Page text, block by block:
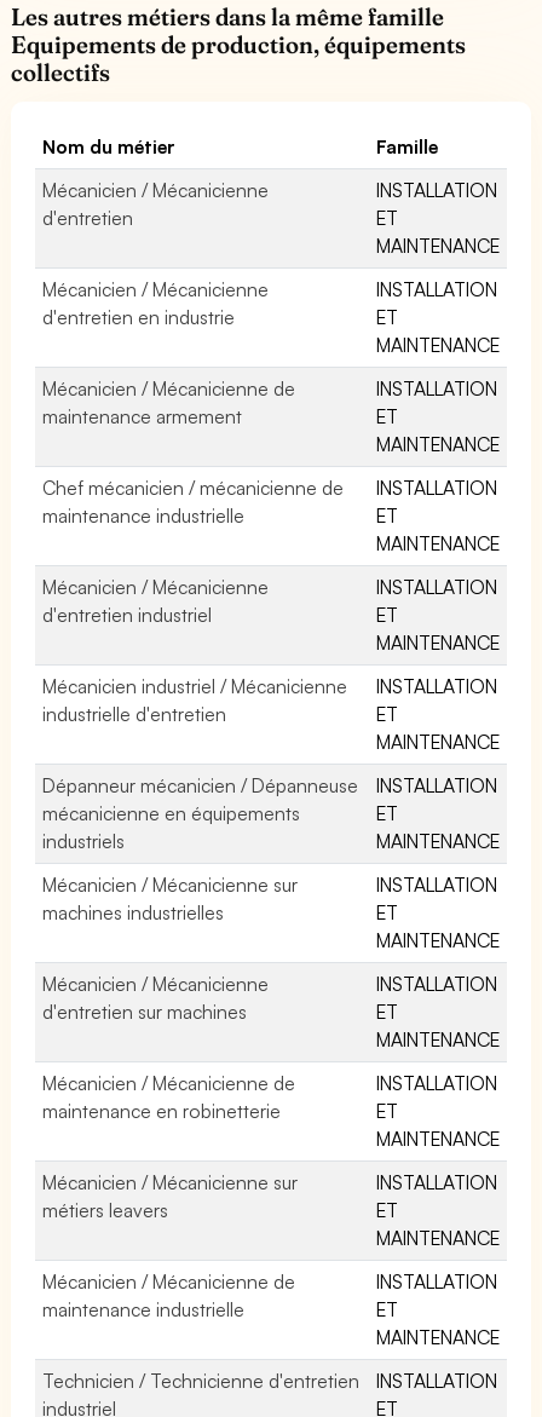
Les autres métiers dans la même famille
Equipements de production, équipements
collectifs
Nom du métier
Famille
Mécanicien / Mécanicienne
d'entretien
INSTALLATION
ET
MAINTENANCE
Mécanicien / Mécanicienne
d'entretien en industrie
INSTALLATION
ET
MAINTENANCE
Mécanicien / Mécanicienne de
maintenance armement
INSTALLATION
ET
MAINTENANCE
Chef mécanicien / mécanicienne de
maintenance industrielle
INSTALLATION
ET
MAINTENANCE
Mécanicien / Mécanicienne
d'entretien industriel
INSTALLATION
ET
MAINTENANCE
Mécanicien industriel / Mécanicienne
industrielle d'entretien
INSTALLATION
ET
MAINTENANCE
Dépanneur mécanicien / Dépanneuse
mécanicienne en équipements
industriels
INSTALLATION
ET
MAINTENANCE
Mécanicien / Mécanicienne sur
machines industrielles
INSTALLATION
ET
MAINTENANCE
Mécanicien / Mécanicienne
d'entretien sur machines
INSTALLATION
ET
MAINTENANCE
Mécanicien / Mécanicienne de
maintenance en robinetterie
INSTALLATION
ET
MAINTENANCE
Mécanicien / Mécanicienne sur
métiers leavers
INSTALLATION
ET
MAINTENANCE
Mécanicien / Mécanicienne de
maintenance industrielle
INSTALLATION
ET
MAINTENANCE
Technicien / Technicienne d'entretien
industriel
INSTALLATION
ET